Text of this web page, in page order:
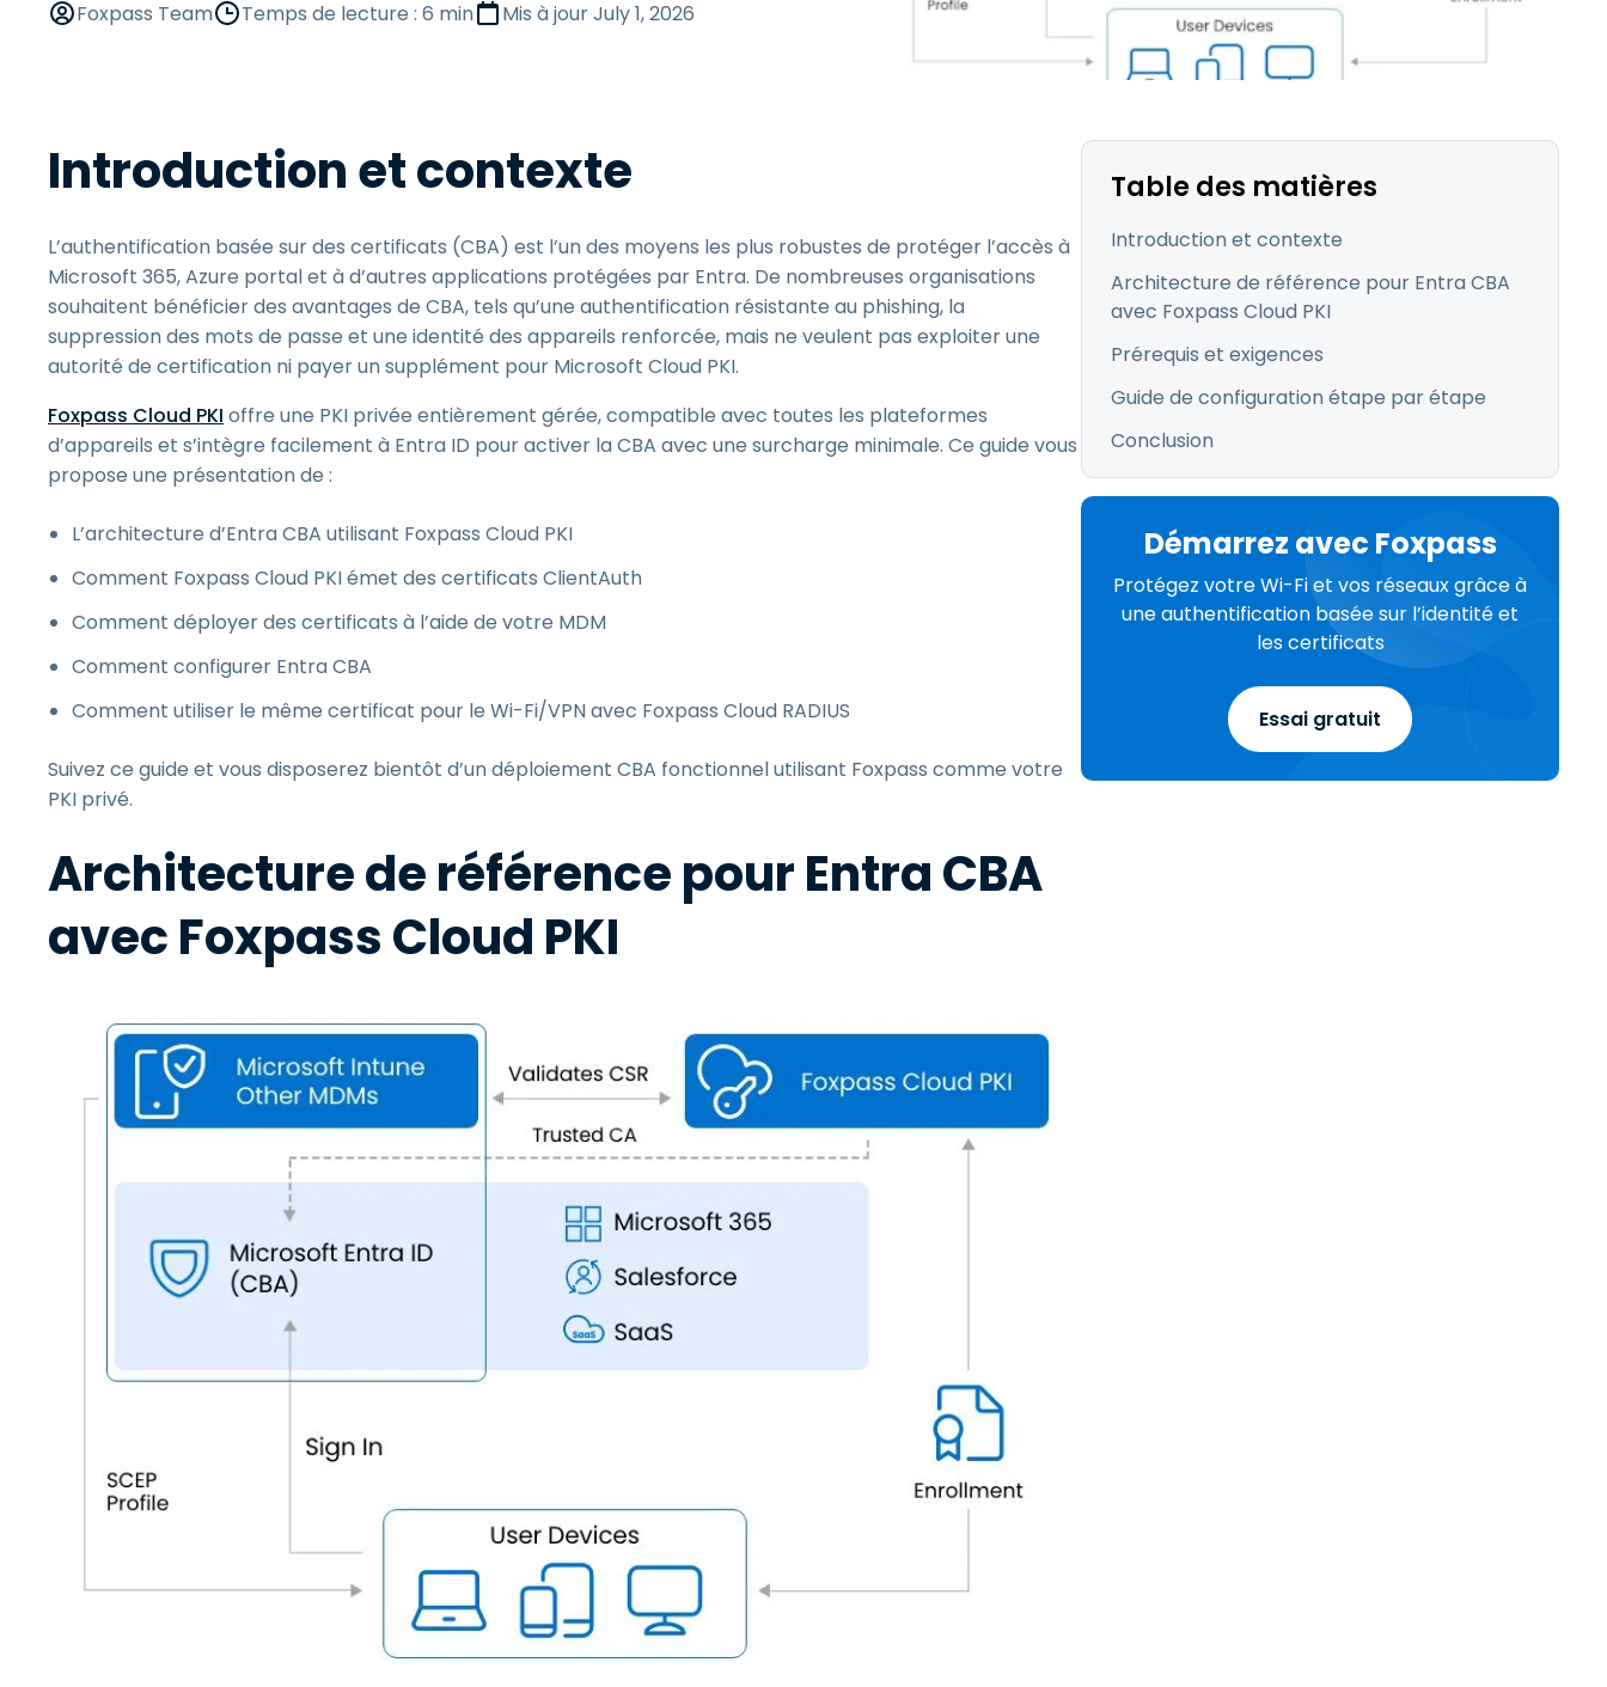
Intégration eduroam pour
l'enseignement supérieur
繁體中文
日本語
ภาษาไทย
Bahasa
Foxpass Team Temps de lecture : 6 min Mis à jourJuly 1, 2026
Table des matières
Introduction et contexte
Architecture de référence pour Entra CBA
avec Foxpass Cloud PKI
Prérequis et exigences
Guide de configuration étape par étape
Conclusion
Démarrez avec Foxpass
Protégez votre Wi-Fi et vos réseaux grâce à
une authentification basée sur l’identité et
les certificats
Essai gratuit
Introduction et contexte
L’authentification basée sur des certificats (CBA) est l’un des moyens les plus robustes de protéger l’accès à
Microsoft 365, Azure portal et à d’autres applications protégées par Entra. De nombreuses organisations
souhaitent bénéficier des avantages de CBA, tels qu’une authentification résistante au phishing, la
suppression des mots de passe et une identité des appareils renforcée, mais ne veulent pas exploiter une
autorité de certification ni payer un supplément pour Microsoft Cloud PKI.
Foxpass Cloud PKI offre une PKI privée entièrement gérée, compatible avec toutes les plateformes
d’appareils et s’intègre facilement à Entra ID pour activer la CBA avec une surcharge minimale. Ce guide vous
propose une présentation de :
L’architecture d’Entra CBA utilisant Foxpass Cloud PKI
Comment Foxpass Cloud PKI émet des certificats ClientAuth
Comment déployer des certificats à l’aide de votre MDM
Comment configurer Entra CBA
Comment utiliser le même certificat pour le Wi-Fi/VPN avec Foxpass Cloud RADIUS
Suivez ce guide et vous disposerez bientôt d’un déploiement CBA fonctionnel utilisant Foxpass comme votre
PKI privé.
Architecture de référence pour Entra CBA
avec Foxpass Cloud PKI